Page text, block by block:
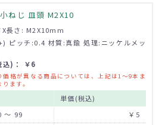
ねじ 皿頭 M2X10
X長さ: M2X10mm
ピッチ:0.4 材質:真鍮 処理:ニッケルメッ
込)： ￥6
格が異なる商品については、上記は1～9本ま
ます。
単価(税込)
～ 99
￥5